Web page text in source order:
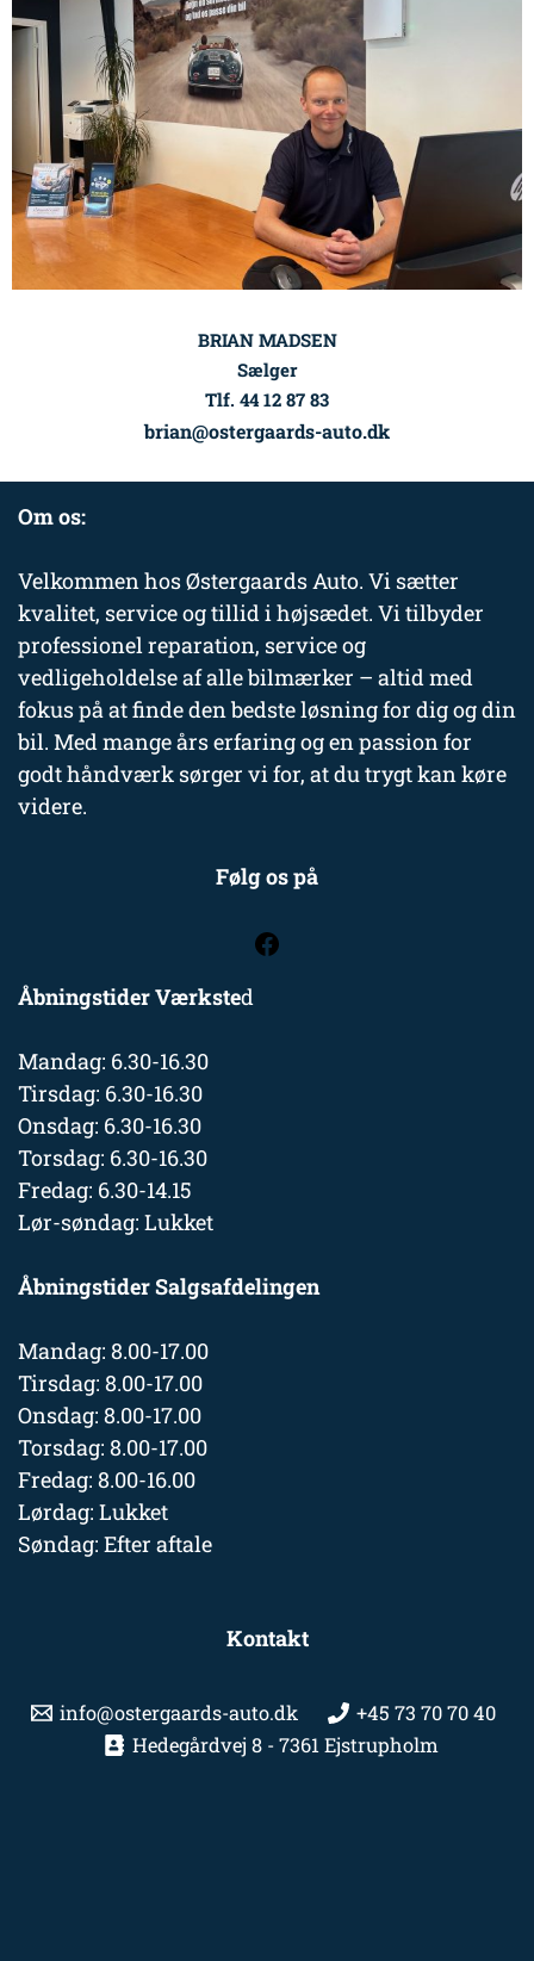
BRIAN MADSEN
Sælger
Tlf. 44 12 87 83
brian@ostergaards-auto.dk
Om os:
Velkommen hos Østergaards Auto. Vi sætter
kvalitet, service og tillid i højsædet. Vi tilbyder
professionel reparation, service og
vedligeholdelse af alle bilmærker – altid med
fokus på at finde den bedste løsning for dig og din
bil. Med mange års erfaring og en passion for
godt håndværk sørger vi for, at du trygt kan køre
videre.
Følg os på
Åbningstider Værksted
Mandag: 6.30-16.30
Tirsdag: 6.30-16.30
Onsdag: 6.30-16.30
Torsdag: 6.30-16.30
Fredag: 6.30-14.15
Lør-søndag: Lukket
Åbningstider Salgsafdelingen
Mandag: 8.00-17.00
Tirsdag: 8.00-17.00
Onsdag: 8.00-17.00
Torsdag: 8.00-17.00
Fredag: 8.00-16.00
Lørdag: Lukket
Søndag: Efter aftale
Kontakt
info@ostergaards-auto.dk
+45 73 70 70 40
Hedegårdvej 8 - 7361 Ejstrupholm